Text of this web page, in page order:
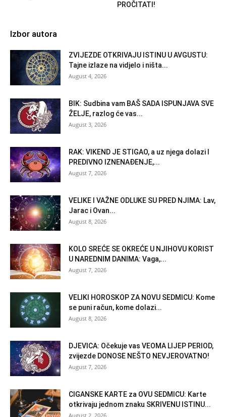
PROČITATI!
Izbor autora
ZVIJEZDE OTKRIVAJU ISTINU U AVGUSTU:
Tajne izlaze na vidjelo i ništa...
August 4, 2026
BIK: Sudbina vam BAŠ SADA ISPUNJAVA SVE
ŽELJE, razlog će vas...
August 3, 2026
RAK: VIKEND JE STIGAO, a uz njega dolazi I
PREDIVNO IZNENAĐENJE,...
August 7, 2026
VELIKE I VAŽNE ODLUKE SU PRED NJIMA: Lav,
Jarac i Ovan...
August 8, 2026
KOLO SREĆE SE OKREĆE U NJIHOVU KORIST
U NAREDNIM DANIMA: Vaga,...
August 7, 2026
VELIKI HOROSKOP ZA NOVU SEDMICU: Kome
se puni račun, kome dolazi...
August 8, 2026
DJEVICA: Očekuje vas VEOMA LIJEP PERIOD,
zvijezde DONOSE NEŠTO NEVJEROVATNO!
August 7, 2026
CIGANSKE KARTE za OVU SEDMICU: Karte
otkrivaju jednom znaku SKRIVENU ISTINU...
August 2, 2026